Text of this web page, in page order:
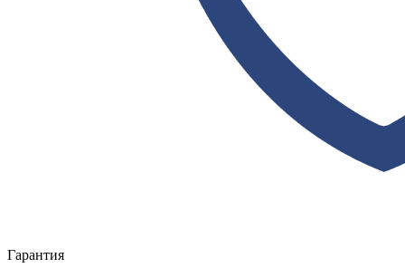
Гарантия